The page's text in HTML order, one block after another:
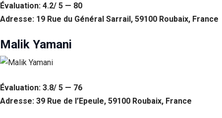
Évaluation: 4.2/ 5 — 80
Adresse: 19 Rue du Général Sarrail, 59100 Roubaix, France
Malik Yamani
Évaluation: 3.8/ 5 — 76
Adresse: 39 Rue de l’Epeule, 59100 Roubaix, France
Nécessaire
sont pas
nécessaires au
fonctionnement